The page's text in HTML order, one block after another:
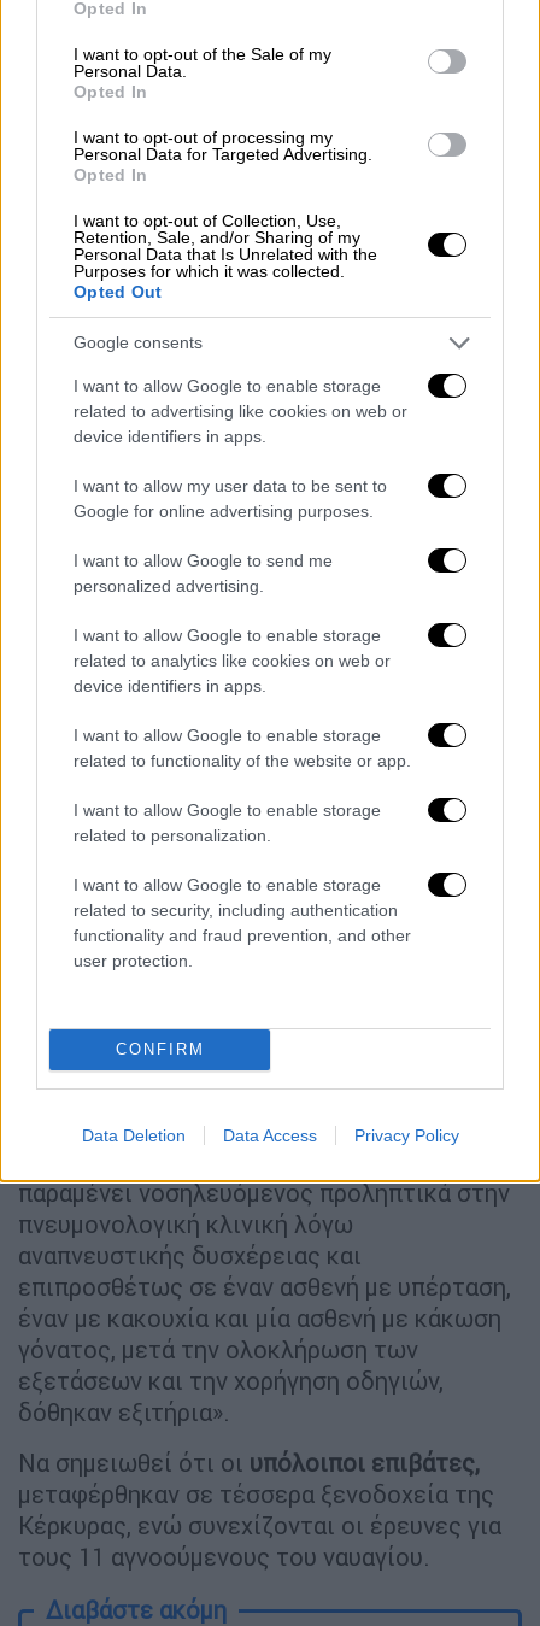
use your data for below specified purposes in below Google
consent section.
Opted In
I want to opt-out of the Sale of my
Personal Data.
Opted In
I want to opt-out of processing my
Personal Data for Targeted Advertising.
Opted In
I want to opt-out of Collection, Use,
Retention, Sale, and/or Sharing of my
Personal Data that Is Unrelated with the
Purposes for which it was collected.
Opted Out
Google consents
I want to allow Google to enable storage
related to advertising like cookies on web or
device identifiers in apps.
I want to allow my user data to be sent to
Google for online advertising purposes.
I want to allow Google to send me
personalized advertising.
I want to allow Google to enable storage
related to analytics like cookies on web or
device identifiers in apps.
I want to allow Google to enable storage
related to functionality of the website or app.
I want to allow Google to enable storage
related to personalization.
I want to allow Google to enable storage
related to security, including authentication
functionality and fraud prevention, and other
user protection.
CONFIRM
Data Deletion Data Access Privacy Policy
Ελλάδα|18.02.2022 14:30
Φωτιά στο Euroferry Olympia:
Έλληνες ανάμεσά τους – Δέκα
τραυματίες στο νοσοκομείο
Κέρκυρας
Τους δύο άνδρες, έναντουρκικήςκαι έναν
βουλγαρικήςκαταγωγής, κατάφεραν να
καθοδηγήσουν στοκατάστρωματου πλοίου
οι άνδρες της ΕΜΑΚ. Τους δύο
εγκλωβισμένους από το γκαράζ του πλοίου
παρέλαβε σώους ελικόπτερο και τους
μεταφέρει στηνΚέρκυρα .
Δέκα από τους διασωθέντες στο
Γενικό Νοσοκομείο Κέρκυρας
Στους δέκα έφτασε ο αριθμός των
διασωθέντων επιβατών του πλοίου
Γενικό Νοσοκομείο Κέρκυρας, σύμφωνα με
το ιατρικό ανακοινωθέν του
Νοσοκομείου
Από αυτούς, σύμφωνα με τον Διευθυντή του
Γ.Ν.Κέρκυρας, Δρ. Κωνσταντίνο Νίκα, «οι έξι
παρουσίαζαν ελαφρά αναπνευστική
δυσχέρεια λόγω εισπνοής μονοξειδίου. Η
Πνευμονολογική και Παθολογική κλινική του
Νοσοκομείου για προληπτικούς λόγους και
παραμένει νοσηλευόμενος προληπτικά στην
πνευμονολογική κλινική λόγω
αναπνευστικής δυσχέρειας και
επιπροσθέτως σε έναν ασθενή με υπέρταση,
έναν με κακουχία και μία ασθενή με κάκωση
γόνατος, μετά την ολοκλήρωση των
εξετάσεων και την χορήγηση οδηγιών,
δόθηκαν εξιτήρια».
Να σημειωθεί ότι οι υπόλοιποι επιβάτες,
μεταφέρθηκαν σε τέσσερα ξενοδοχεία της
Κέρκυρας, ενώ συνεχίζονται οι έρευνες για
τους 11 αγνοούμενους του ναυαγίου.
Διαβάστε ακόμη